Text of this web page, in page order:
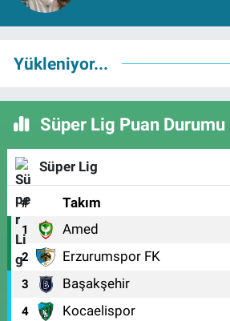
Yükleniyor...
Süper Lig Puan Durumu
Süper Lig
# Takım
1 Amed
2 Erzurumspor FK
3 Başakşehir
4 Kocaelispor